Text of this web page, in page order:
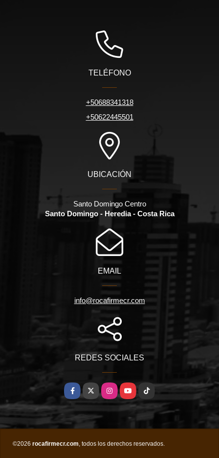
TELÉFONO
+50688341318
+50622445501
UBICACIÓN
Santo Domingo Centro
Santo Domingo - Heredia - Costa Rica
EMAIL
info@rocafirmecr.com
REDES SOCIALES
Facebook
X InstagramYouTubeTikTok
©2026 rocafirmecr.com, todos los derechos reservados.